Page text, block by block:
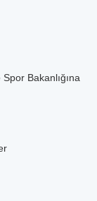
Bakanlığına